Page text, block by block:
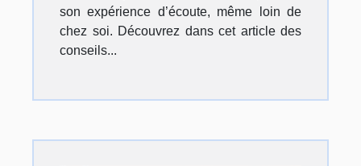
son expérience d’écoute, même loin de
chez soi. Découvrez dans cet article des
conseils...